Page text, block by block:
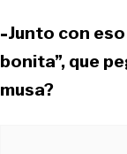
-Junto con
bonita”, que
musa?